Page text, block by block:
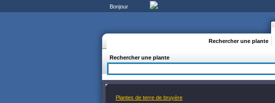
Bonjour
Rechercher une plante
Rechercher une plante
Plantes de terre de bruyère